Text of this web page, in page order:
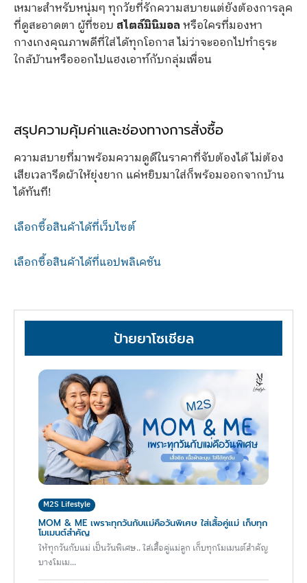
เหมาะสำหรับหนุ่มๆ ทุกวัยที่รักความสบายแต่ยังต้องการลุค
ที่ดูสะอาดตา ผู้ที่ชอบสไตล์มินิมอลหรือใครที่มองหา
กางเกงคุณภาพดีที่ใส่ได้ทุกโอกาส ไม่ว่าจะออกไปทำธุระ
ใกล้บ้านหรือออกไปแฮงเอาท์กับกลุ่มเพื่อน
สรุปความคุ้มค่าและช่องทางการสั่งซื้อ
ความสบายที่มาพร้อมความดูดีในราคาที่จับต้องได้ ไม่ต้อง
เสียเวลารีดผ้าให้ยุ่งยาก แค่หยิบมาใส่ก็พร้อมออกจากบ้าน
ได้ทันที!
เลือกซื้อสินค้าได้ที่เว็บไซต์
เลือกซื้อสินค้าได้ที่แอปพลิเคชัน
ป้ายยาโซเชียล
M2S Lifestyle
MOM & ME เพราะทุกวันกับแม่คือวันพิเศษ ใส่เสื้อคู่แม่ เก็บทุก
โมเมนต์สำคัญ
ให้ทุกวันกับแม่ เป็นวันพิเศษ.. ใส่เสื้อคู่แม่ลูก เก็บทุกโมเมนต์สำคัญ
บางโมเม...